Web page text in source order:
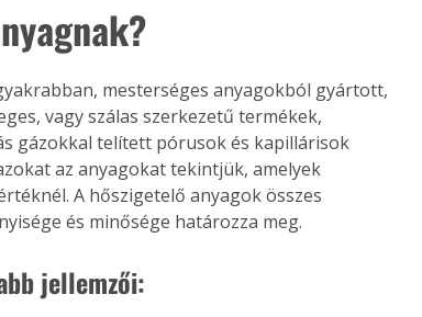
mesterséges anyagokból gyártott,
vagy szálas szerkezetű termékek,
gázokkal telített pórusok és kapillárisok
az anyagokat tekintjük, amelyek
A hőszigetelő anyagok összes
és minősége határozza meg.
jellemzői: